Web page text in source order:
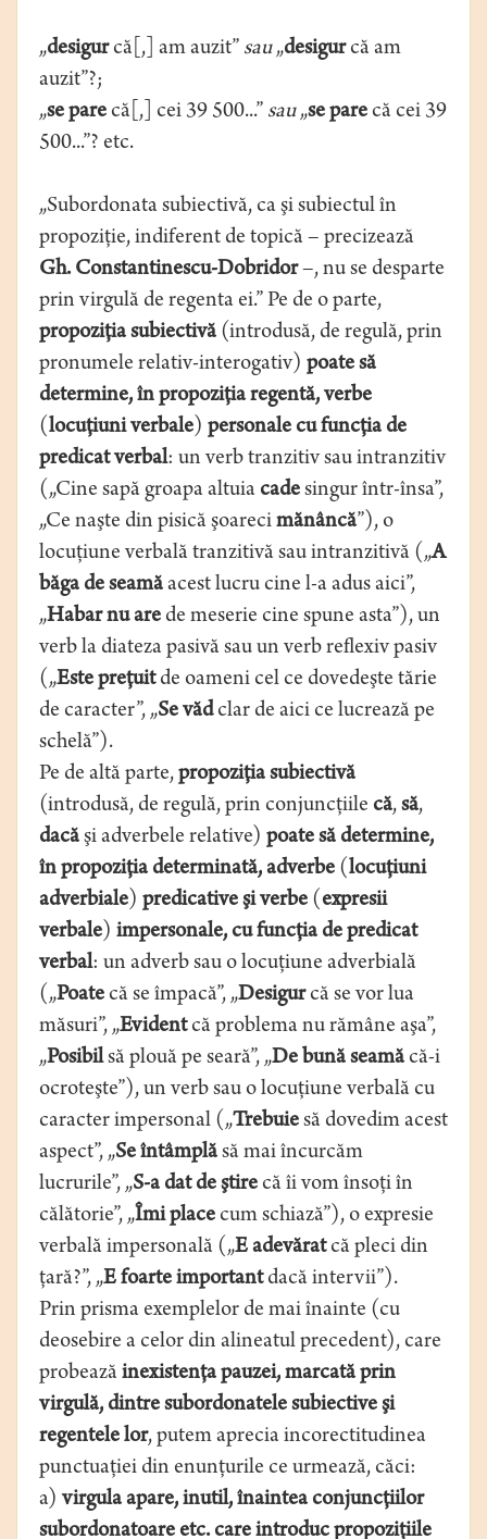
„desigurcă[,] am auzit” sau„desigurcă am
auzit”?;
„se pare că[,] cei 39 500...” sau„se pare că cei 39
500...”? etc.
„Subordonata subiectivă, ca şi subiectul în
propoziţie, indiferent de topică – precizează
Gh. Constantinescu-Dobridor–, nu se desparte
prin virgulă de regenta ei.” Pe de o parte,
propoziţia subiectivă (introdusă, de regulă, prin
pronumele relativ-interogativ) poate să
determine, în propoziţia regentă, verbe
(locuţiuni verbale) personale cu funcţia de
predicat verbal: un verb tranzitiv sau intranzitiv
(„Cine sapă groapa altuia cadesingur într-însa”,
„Ce naşte din pisică şoarecimănâncă”), o
locuţiune verbală tranzitivă sau intranzitivă („A
băga de seamăacest lucru cine l-a adus aici”,
„Habar nu are de meserie cine spune asta”), un
verb la diateza pasivă sau un verb reflexiv pasiv
(„Este preţuitde oameni cel ce dovedeşte tărie
de caracter”, „Se vădclar de aici ce lucrează pe
schelă”).
Pe de altă parte,propoziţia subiectivă
(introdusă, de regulă, prin conjuncţiile că,să,
dacăşi adverbele relative) poate să determine,
în propoziţia determinată, adverbe (locuţiuni
adverbiale) predicative şi verbe (expresii
verbale) impersonale, cu funcţia de predicat
verbal: un adverb sau o locuţiune adverbială
(„Poate că se împacă”, „Desigurcă se vor lua
măsuri”, „Evidentcă problema nu rămâne aşa”,
„Posibilsă plouă pe seară”, „De bună seamă că-i
ocroteşte”), un verb sau o locuţiune verbală cu
caracter impersonal („Trebuiesă dovedim acest
aspect”, „Se întâmplăsă mai încurcăm
lucrurile”, „S-a dat de ştire că îi vom însoţi în
călătorie”, „Îmi place cum schiază”), o expresie
verbală impersonală („E adevăratcă pleci din
ţară?”, „E foarte importantdacă intervii”).
Prin prisma exemplelor de mai înainte (cu
deosebire a celor din alineatul precedent), care
probează inexistenţa pauzei, marcată prin
virgulă, dintre subordonatele subiective şi
regentele lor, putem aprecia incorectitudinea
punctuaţiei din enunţurile ce urmează, căci:
a) virgula apare, inutil, înaintea conjuncţiilor
subordonatoare etc. care introduc propoziţiile